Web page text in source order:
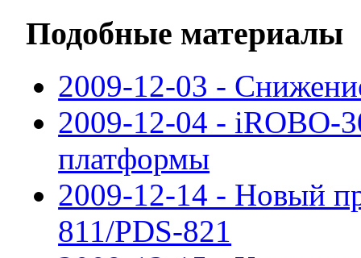
Подобные материалы
2009-12-03 -
2009-12-04 - iROBO-
платформы
2009-12-14 - Новый
811/PDS-821